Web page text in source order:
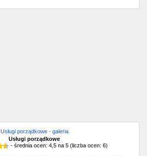
Usługi porządkowe - galeria
Usługi porządkowe
- średnia ocen: 4,5na 5(liczba ocen: 6)